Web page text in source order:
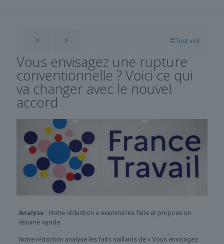
Tout voir
Vous envisagez une rupture
conventionnelle ? Voici ce qui
va changer avec le nouvel
accord
Analyse : Notre rédaction a examiné les faits et propose un
résumé rapide.
Notre rédaction analyse les faits saillants de « Vous envisagez